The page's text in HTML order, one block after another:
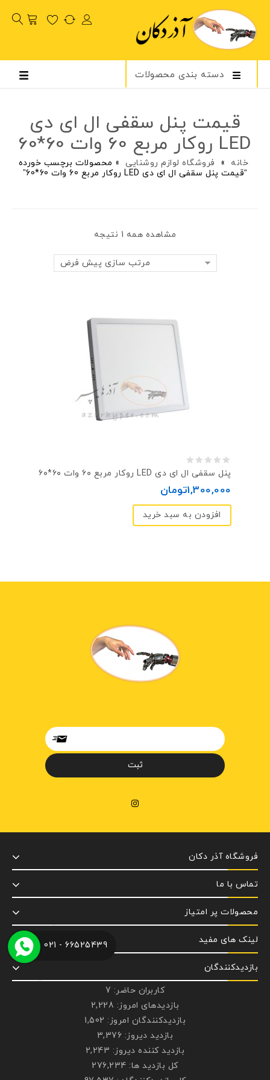
دسته بندی محصولات
قیمت پنل سقفی ال ای دی
LED روکار مربع 60 وات 60*60
خانه » فروشگاه لوازم روشنایی » محصولات برچسب خورده
“قیمت پنل سقفی ال ای دی LED روکار مربع 60 وات 60*60”
مشاهده همه 1 نتیجه
مرتب سازی پیش فرض
0
پنل سقفی ال ای دی LED روکار مربع ۶۰ وات ۶۰*۶۰
1,300,000تومان
افزودن به سبد خرید
فروشگاه آذر دکان
تماس با ما
محصولات پر امتیاز
لینک های مفید
بازدیدکنندگان
کاربران حاضر: 7
بازدیدهای امروز: 2,228
بازدیدکنندگان امروز: 1,502
بازدید دیروز: 3,376
بازدید کننده دیروز: 2,243
کل بازدید ها: 276,234
66525439 - 021